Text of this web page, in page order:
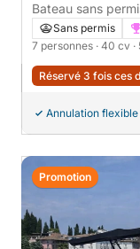
Sans permis
7 personnes · 40 cv
Réservé 3 fois ces
Annulation flexible
Promotion